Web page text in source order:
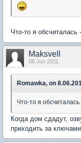
Что-то я обсчиталась
Maksvell
08 Jun 2011
Romawka, on
Что-то я обсчиталась
Когда дом сдадут,
приходить за